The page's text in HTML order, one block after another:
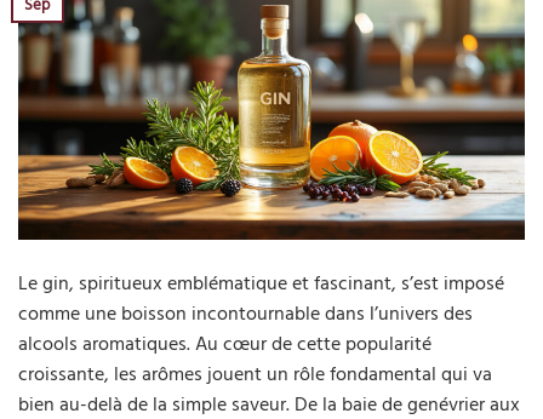
Sep
Le gin, spiritueux emblématique et fascinant, s’est imposé
comme une boisson incontournable dans l’univers des
alcools aromatiques. Au cœur de cette popularité
croissante, les arômes jouent un rôle fondamental qui va
bien au-delà de la simple saveur. De la baie de genévrier aux